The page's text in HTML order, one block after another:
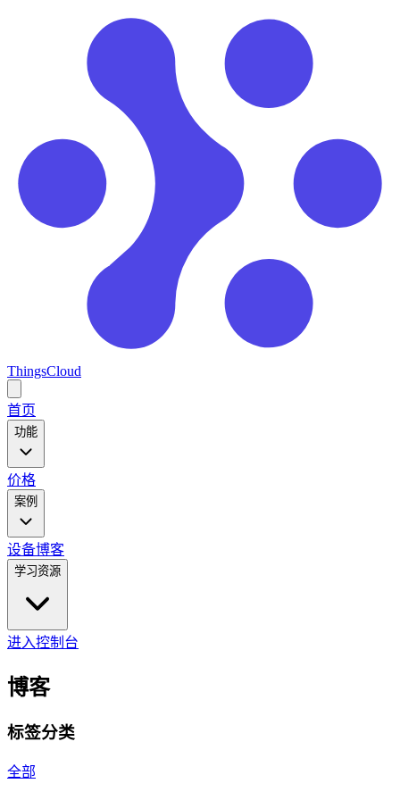
ThingsCloud
main
menu
首页
功能
价格
案例
设备博客
学习资源
进入控制台
博客
标签分类
全部